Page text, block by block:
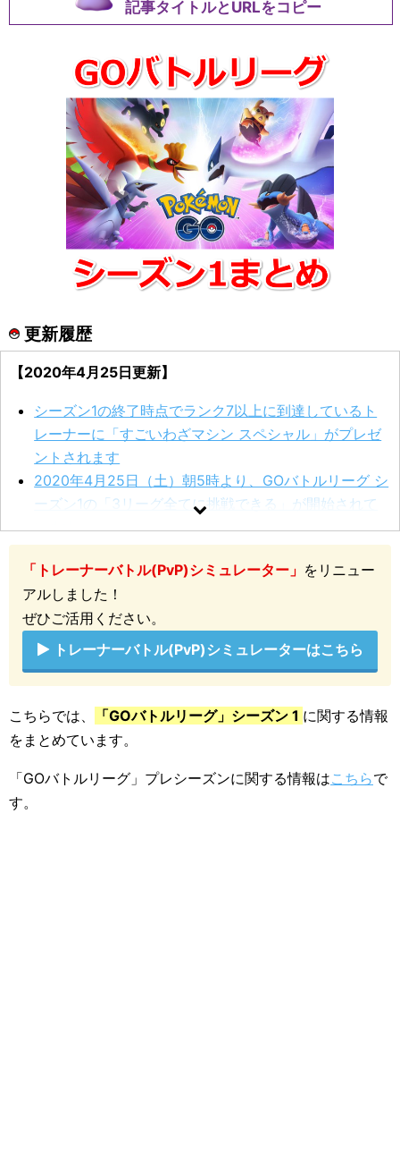
記事タイトルとURLをコピー
更新履歴
【2020年4月25日更新】
シーズン1の終了時点でランク7以上に到達しているト
レーナーに「すごいわざマシン スペシャル」がプレゼ
ントされます
2020年4月25日（土）朝5時より、GOバトルリーグ シ
ーズン1の「3リーグ全てに挑戦できる」が開始されて
います
【2020年4月24日更新】
2020年4月24日（金）早朝、現在ランク10のトレーナ
ーは次のセット終了時に「ダイゴの着せ替えアイテム
とトレーナーポーズ」の報酬を受け取れるよう報酬体
系に変更を加えた、と発表されました
【2020年4月11日更新】
「GOバトルリーグリーダーボード」が公開されまし
た！
「トレーナーバトル(PvP)シミュレーター」 をリニュー
アルしました！
ぜひご活用ください。
トレーナーバトル(PvP)シミュレーターはこちら
こちらでは、 「GOバトルリーグ」シーズン 1 に関する情報
をまとめています。
「GOバトルリーグ」プレシーズンに関する情報はこちらで
す。